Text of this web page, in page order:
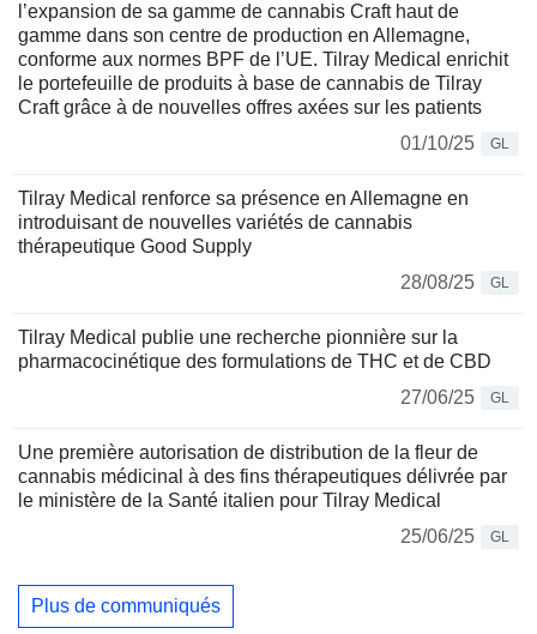
l’expansion de sa gamme de cannabis Craft haut de
gamme dans son centre de production en Allemagne,
conforme aux normes BPF de l’UE. Tilray Medical enrichit
le portefeuille de produits à base de cannabis de Tilray
Craft grâce à de nouvelles offres axées sur les patients
01/10/25
GL
Tilray Medical renforce sa présence en Allemagne en
introduisant de nouvelles variétés de cannabis
thérapeutique Good Supply
28/08/25
GL
Tilray Medical publie une recherche pionnière sur la
pharmacocinétique des formulations de THC et de CBD
27/06/25
GL
Une première autorisation de distribution de la fleur de
cannabis médicinal à des fins thérapeutiques délivrée par
le ministère de la Santé italien pour Tilray Medical
25/06/25
GL
Plus de communiqués